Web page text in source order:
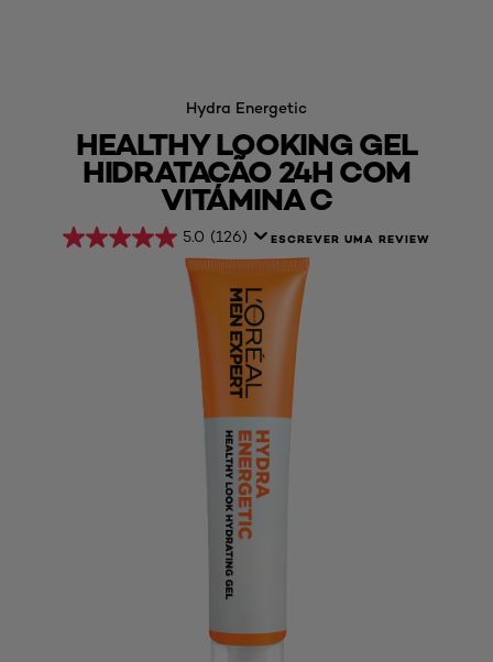
Hydra Energetic
HEALTHY LOOKING GEL
HIDRATAÇÃO 24H COM
VITAMINA C
5.0 (126) ESCREVER UMA REVIEW